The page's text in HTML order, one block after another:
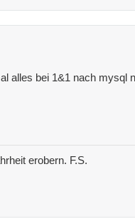
alles bei 1&1 nach
erobern. F.S.